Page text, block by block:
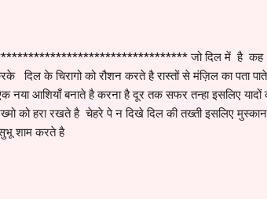
जो दिल में है कह
दिल के चिरागो को रौशन करते है रास्तों से मंज़िल का पता
आशियाँ बनाते है करना है दूर तक सफर तन्हा इसलिए
को हरा रखते है चेहरे पे न दिखे दिल की तख्ती इसलिए
शाम करते है